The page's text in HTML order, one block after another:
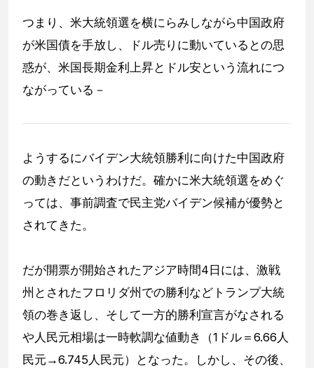
つまり、米大統領選を横にらみしながら中国政府
が米国債を手放し、ドル売りに動いているとの思
惑が、米国長期金利上昇とドル安という流れにつ
ながっている－
ようするにバイデン大統領勝利に向けた中国政府
の動きだというわけだ。確かに米大統領選をめぐ
っては、事前調査で民主党バイデン候補が優勢と
されてきた。
だが開票が開始されたアジア時間4日には、激戦
州とされたフロリダ州での勝利などトランプ大統
領の巻き返し、そして一方的勝利宣言がなされる
や人民元相場は一時軟調な値動き（1ドル＝6.66人
民元→6.745人民元）となった。しかし、その後、